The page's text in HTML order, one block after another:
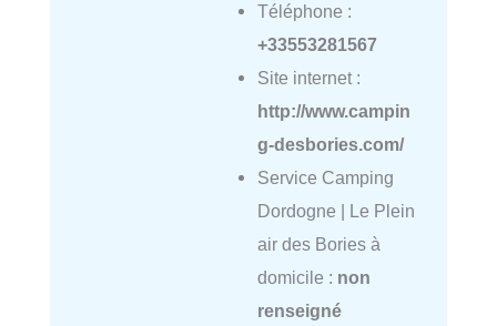
Téléphone :
+33553281567
Site internet :
http://www.campin
g-desbories.com/
Service Camping
Dordogne | Le Plein
air des Bories à
domicile : non
renseigné